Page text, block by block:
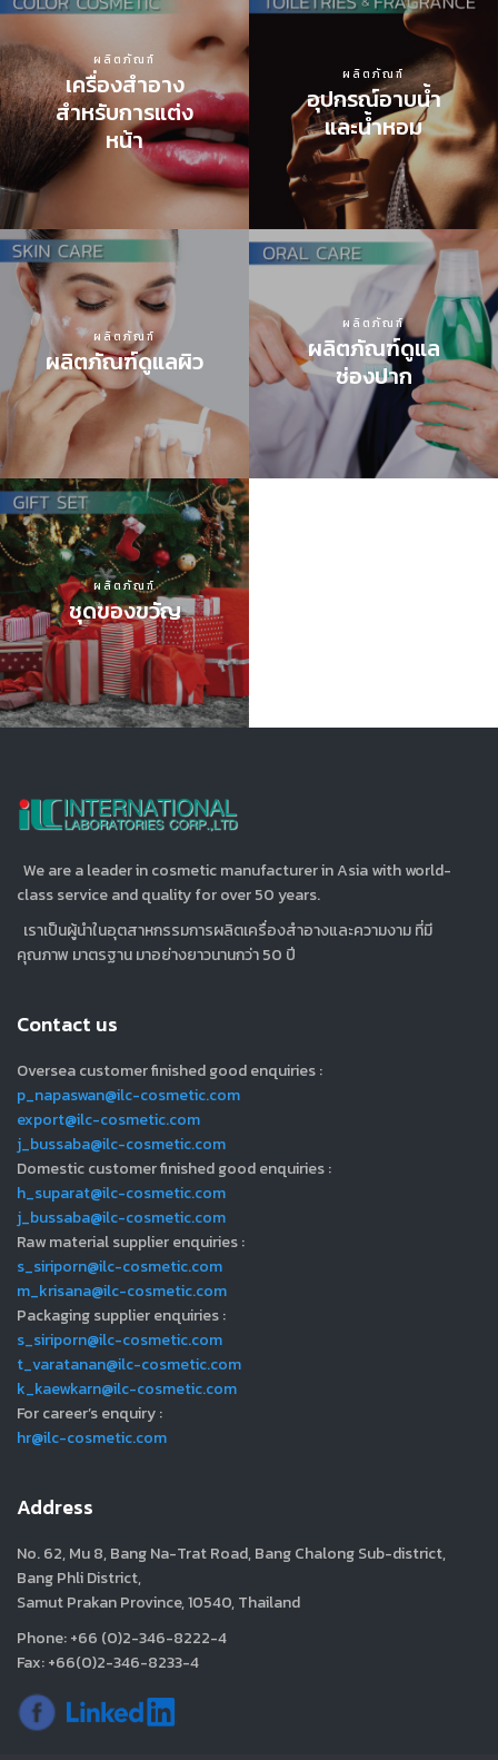
ผลิตภัณฑ์
เครื่องสำอาง
สำหรับการแต่ง
หน้า
ผลิตภัณฑ์
อุปกรณ์อาบน้ำ
และน้ำหอม
ผลิตภัณฑ์
ผลิตภัณฑ์ดูแลผิว
ผลิตภัณฑ์
ผลิตภัณฑ์ดูแล
ช่องปาก
ผลิตภัณฑ์
ชุดของขวัญ
We are a leader in cosmetic manufacturer in Asia with world-
class service and quality for over 50 years.
เราเป็นผู้นำในอุตสาหกรรมการผลิตเครื่องสำอางและความงาม ที่มี
คุณภาพ มาตรฐาน มาอย่างยาวนานกว่า 50 ปี
Contact us
Oversea customer finished good enquiries :
p_napaswan@ilc-cosmetic.com
export@ilc-cosmetic.com
j_bussaba@ilc-cosmetic.com
Domestic customer finished good enquiries :
h_suparat@ilc-cosmetic.com
j_bussaba@ilc-cosmetic.com
Raw material supplier enquiries :
s_siriporn@ilc-cosmetic.com
m_krisana@ilc-cosmetic.com
Packaging supplier enquiries :
s_siriporn@ilc-cosmetic.com
t_varatanan@ilc-cosmetic.com
k_kaewkarn@ilc-cosmetic.com
For career’s enquiry :
hr@ilc-cosmetic.com
Address
No. 62, Mu 8, Bang Na-Trat Road, Bang Chalong Sub-district,
Bang Phli District,
Samut Prakan Province, 10540, Thailand
Phone: +66 (0)2-346-8222-4
Fax: +66(0)2-346-8233-4